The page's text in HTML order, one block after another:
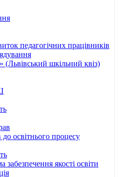
педагогічних працівників
(Львівський шкільний квіз)
до освітнього процесу
забезпечення якості освіти